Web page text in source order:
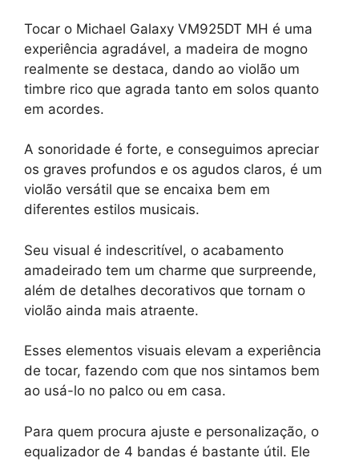
Tocar o Michael Galaxy VM925DT MH é uma
experiência agradável, a madeira de mogno
realmente se destaca, dando ao violão um
timbre rico que agrada tanto em solos quanto
em acordes.
A sonoridade é forte, e conseguimos apreciar
os graves profundos e os agudos claros, é um
violão versátil que se encaixa bem em
diferentes estilos musicais.
Seu visual é indescritível, o acabamento
amadeirado tem um charme que surpreende,
além de detalhes decorativos que tornam o
violão ainda mais atraente.
Esses elementos visuais elevam a experiência
de tocar, fazendo com que nos sintamos bem
ao usá-lo no palco ou em casa.
Para quem procura ajuste e personalização, o
equalizador de 4 bandas é bastante útil. Ele